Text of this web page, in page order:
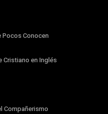
Pocos Conocen
Cristiano en Inglés
Compañerismo